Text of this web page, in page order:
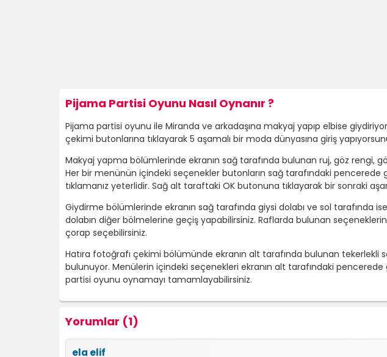
Pijama Partisi Oyunu Nasıl Oynanır ?
Pijama partisi oyunu ile Miranda ve arkadaşına makyaj yapıp elbise
çekimi butonlarına tıklayarak 5 aşamalı bir moda dünyasına giriş
Makyaj yapma bölümlerinde ekranın sağ tarafında bulunan ruj, göz rengi,
Her bir menünün içindeki seçenekler butonların sağ tarafındaki
tıklamanız yeterlidir. Sağ alt taraftaki OK butonuna tıklayarak bir sonraki
Giydirme bölümlerinde ekranın sağ tarafında giysi dolabı ve sol tarafında
dolabın diğer bölmelerine geçiş yapabilirsiniz. Raflarda bulunan
çorap seçebilirsiniz.
Hatıra fotoğrafı çekimi bölümünde ekranın alt tarafında bulunan
bulunuyor. Menülerin içindeki seçenekleri ekranın alt tarafındaki
partisi oyunu oynamayı tamamlayabilirsiniz.
Yorumlar (1)
ela elif